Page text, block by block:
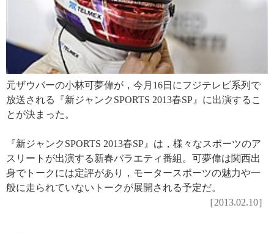
元ザウバーの小林可夢偉が，今月16日にフジテレビ系列で
放送される『新ジャンクSPORTS 2013春SP』に出演するこ
とが決まった。
『新ジャンクSPORTS 2013春SP』は，様々なスポーツのア
スリートが出演する新春バラエティ番組。可夢偉は関西出
身でトークには定評があり，モータースポーツの魅力や一
般に走られていないトークが展開される予定だ。
［2013.02.10］